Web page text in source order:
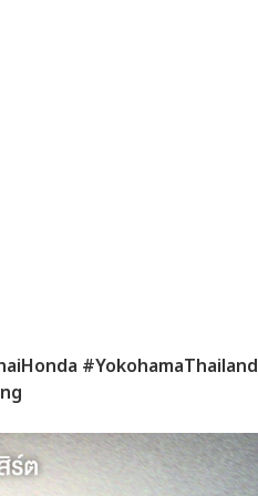
#YokohamaThailand